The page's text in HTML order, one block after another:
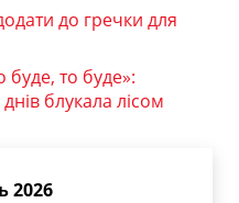
до гречки для
буде, то буде»:
блукала лісом
2026